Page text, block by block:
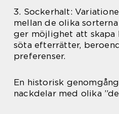
3. Sockerhalt:
mellan de olika
ger möjlighet att skapa
söta efterrätter,
preferenser.
En historisk
nackdelar med olika